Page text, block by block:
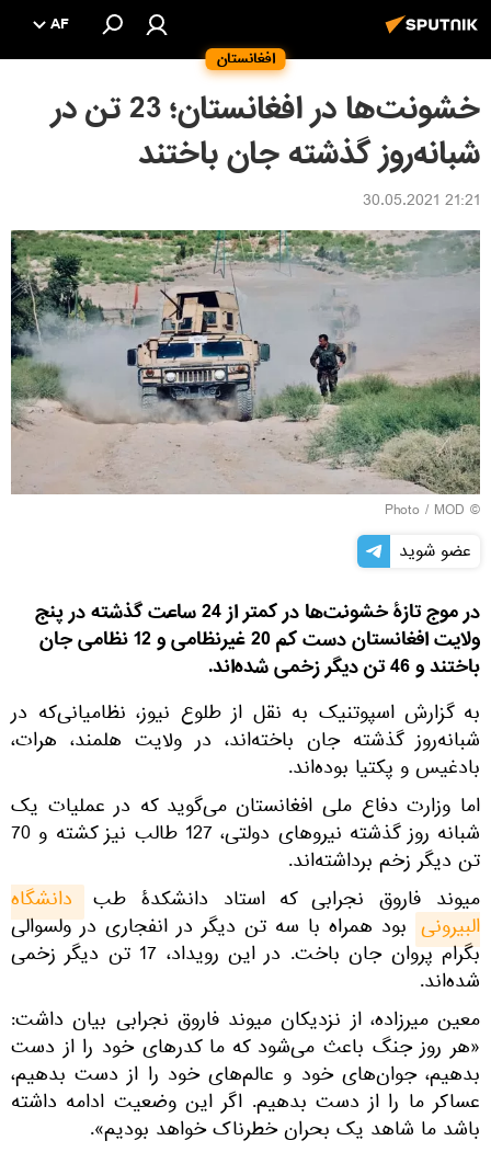
افغانستان
AF
خشونت‌ها در افغانستان؛ 23 تن در
شبانه‌روز گذشته جان باختند
21:21 30.05.2021
© Photo / MOD
عضو شوید
در موج تازۀ خشونت‌ها در کمتر از 24 ساعت گذشته در پنج
ولایت افغانستان دست کم 20 غیرنظامی و 12 نظامی جان
باختند و 46 تن دیگر زخمی شده‌اند.
به گزارش اسپوتنیک به نقل از طلوع نیوز، نظامیانی‌که در
شبانه‌روز گذشته جان باخته‌اند، در ولایت هلمند، هرات،
بادغیس و پکتیا بوده‌اند.
اما وزارت دفاع ملی افغانستان می‌گوید که در عملیات یک
شبانه روز گذشته نیروهای دولتی، 127 طالب نیز کشته و 70
تن دیگر زخم برداشته‌اند.
میوند فاروق نجرابی که استاد دانشکدۀ طب
البیرونی بود همراه با سه تن دیگر در انفجاری در ولسوالی
بگرام پروان جان باخت. در این رویداد، 17 تن دیگر زخمی
شده‌اند.
معین میرزاده، از نزدیکان میوند فاروق نجرابی بیان داشت:
«هر روز جنگ باعث می‌شود که ما کدرهای خود را از دست
بدهیم، جوان‌های خود و عالم‌های خود را از دست بدهیم،
عساکر ما را از دست بدهیم. اگر این وضعیت ادامه داشته
باشد ما شاهد یک بحران خطرناک خواهد بودیم».